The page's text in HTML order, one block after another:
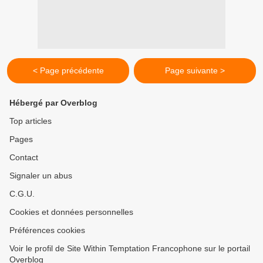
< Page précédente Page suivante >
Hébergé par Overblog
Top articles
Pages
Contact
Signaler un abus
C.G.U.
Cookies et données personnelles
Préférences cookies
Voir le profil de Site Within Temptation Francophone sur le portail
Overblog